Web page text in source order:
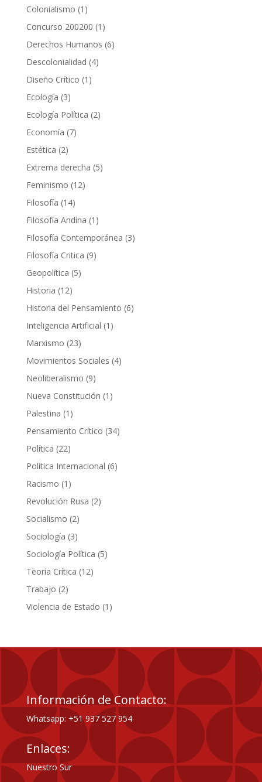
Colonialismo 1 1
producto
Concurso 200200 1 1
producto
Derechos Humanos 66
Descolonialidad 44
Diseño Crítico 1 1
Ecología 33
productos
Ecología Política 22
Economía 77
Estética 22
productos
Extrema derecha 55
Feminismo 1212
Filosofía 1414
productos
Filosofía Andina 1 1
producto
Filosofía Contemporánea 33
Filosofía Critica 99
Geopolítica 55
Historia 1212
productos
Historia del Pensamiento 66
Inteligencia Artificial 1 1
Marxismo 2323
productos
Movimientos Sociales 44
Neoliberalismo 99
productos
Nueva Constitución 1 1
Palestina 1 1
producto
Pensamiento Crítico 3434
Política 2222
productos
Política Internacional 66
Racismo 1 1
producto
Revolución Rusa 22
Socialismo 22
productos
Sociología 33
productos
Sociología Política 55
Teoría Crítica 1212
Trabajo 22
productos
Violencia de Estado 1 1
Información de Contacto:
Whatsapp: +51 937 527 954
Enlaces:
Nuestro Sur